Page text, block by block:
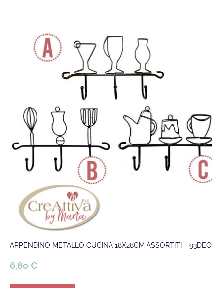
APPENDINO METALLO CUCINA 18X28CM ASSORTITI –
6,80 €